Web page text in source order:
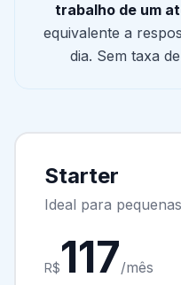
trabalho de um
equivalente a
dia. Sem taxa
Starter
Ideal para
R$117/mês